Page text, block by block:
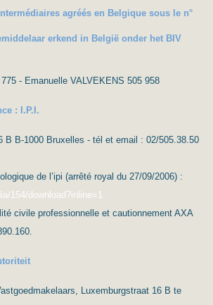
agréés en Belgique sous le n°
erkend in België onder het BIV
- Emanuelle VALVEKENS 505 958
: I.P.I.
B B-1000 Bruxelles - tél et email : 02/505.38.50
de l’ipi (arrêté royal du 27/09/2006) :
154/download?inline=1
civile professionnelle et cautionnement AXA
Luxemburgstraat 16 B te